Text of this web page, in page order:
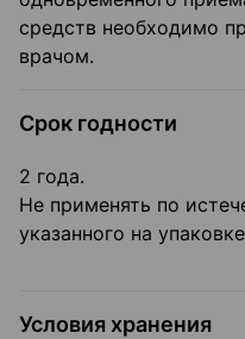
средств необходимо
врачом.
Срок годности
2 года.
Не применять по
указанного на
Условия хранения